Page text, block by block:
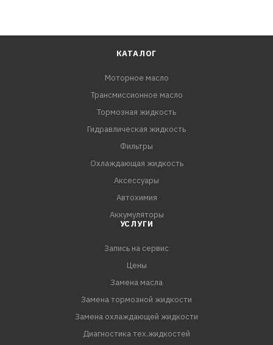
КАТАЛОГ
Моторное масло
Трансмиссионное масло
Тормозная жидкость
Гидравлическая жидкость
Фильтры
Охлаждающая жидкость
Аксессуары
Автохимия
Аккумуляторы
УСЛУГИ
Запись на сервис
Цены
Замена масла
Замена тормозной жидкости
Замена охлаждающей жидкости
Диагностика тех.жидкостей